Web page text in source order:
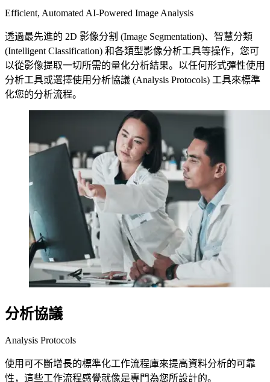
Efficient, Automated AI-Powered Image Analysis
透過最先進的 2D 影像分割 (Image Segmentation)、智慧分類
(Intelligent Classification) 和各類型影像分析工具等操作，您可
以從影像提取一切所需的量化分析結果。以任何形式彈性使用
分析工具或選擇使用分析協議 (Analysis Protocols) 工具來標準
化您的分析流程。
分析協議
Analysis Protocols
使用可不斷增長的標準化工作流程庫來提高資料分析的可靠
性，這些工作流程感覺就像是專門為您所設計的。